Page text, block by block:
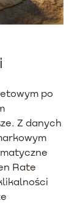
po
Z danych
Rate